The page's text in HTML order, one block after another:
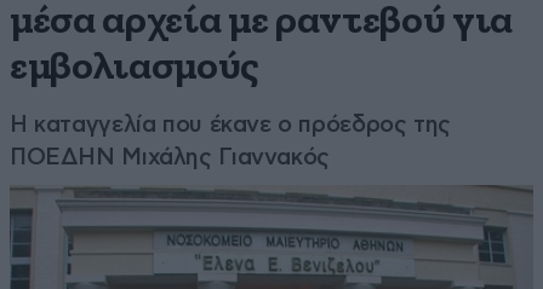
μέσα αρχεία με ραντεβού για
εμβολιασμούς
Η καταγγελία που έκανε ο πρόεδρος της
ΠΟΕΔΗΝ Μιχάλης Γιαννακός